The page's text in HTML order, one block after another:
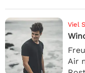
Viel
Air